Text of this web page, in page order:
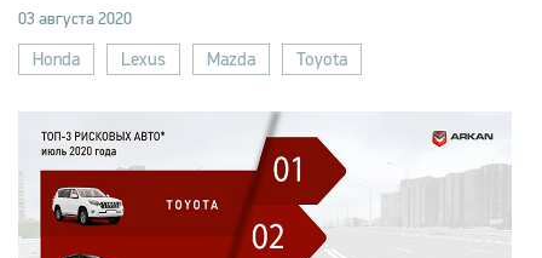
03 августа 2020
Honda Lexus Mazda Toyota